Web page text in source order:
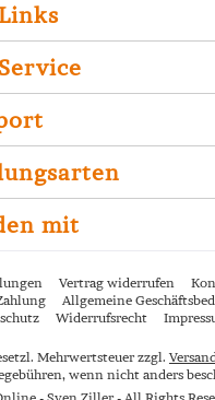
mit
Vertrag widerrufen
Allgemeine
Widerrufsrecht
Mehrwertsteuer zzgl.
wenn nicht anders